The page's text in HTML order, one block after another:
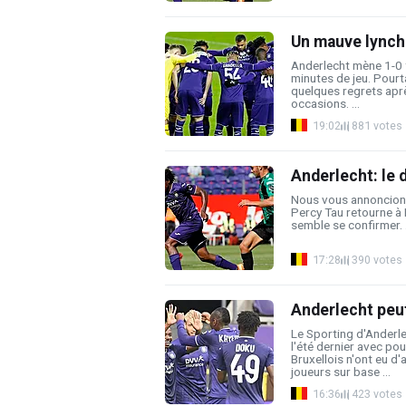
Un mauve
Anderlecht mène 1-
minutes de jeu.
quelques regrets
occasions. ...
19:02 881 votes
Anderlecht: le
Nous vous
Percy Tau retourne
semble se confirmer.
17:28 390 votes
Anderlecht
Le Sporting
l'été dernier avec
Bruxellois n'ont eu
joueurs sur base ...
16:36 423 votes